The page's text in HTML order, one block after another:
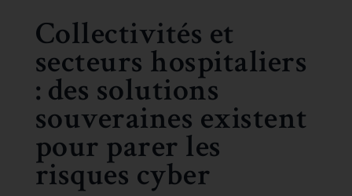
Collectivités et
secteurs hospitaliers
: des solutions
souveraines existent
pour parer les
risques cyber